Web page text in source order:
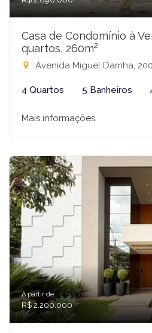
Casa de Condomínio à
quartos, 260m²
Avenida Miguel Damha, 2001 - Parque
4 Quartos 5 Banheiros
Mais informações
A partir de:
R$ 2.200.000